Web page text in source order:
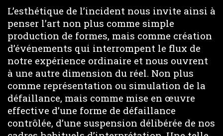
L’esthétique de l’incident nous invite ainsi à
penser l’art non plus comme simple
production de formes, mais comme création
d’événements qui interrompent le flux de
notre expérience ordinaire et nous ouvrent
à une autre dimension du réel. Non plus
comme représentation ou simulation de la
défaillance, mais comme mise en œuvre
effective d’une forme de défaillance
contrôlée, d’une suspension délibérée de nos